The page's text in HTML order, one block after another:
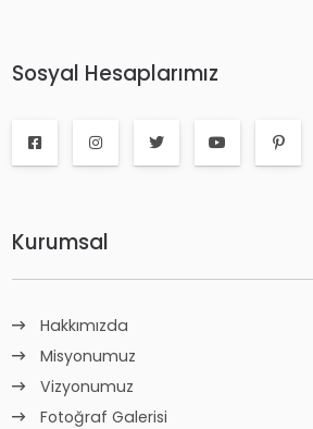
Sosyal Hesaplarımız
Kurumsal
Hakkımızda
Misyonumuz
Vizyonumuz
Fotoğraf Galerisi